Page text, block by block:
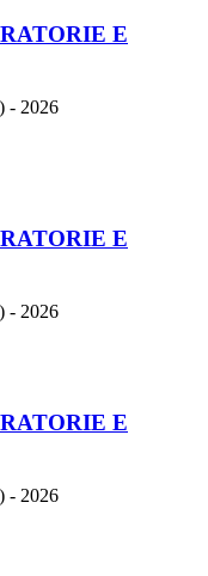
E
- 2026
E
- 2026
E
- 2026